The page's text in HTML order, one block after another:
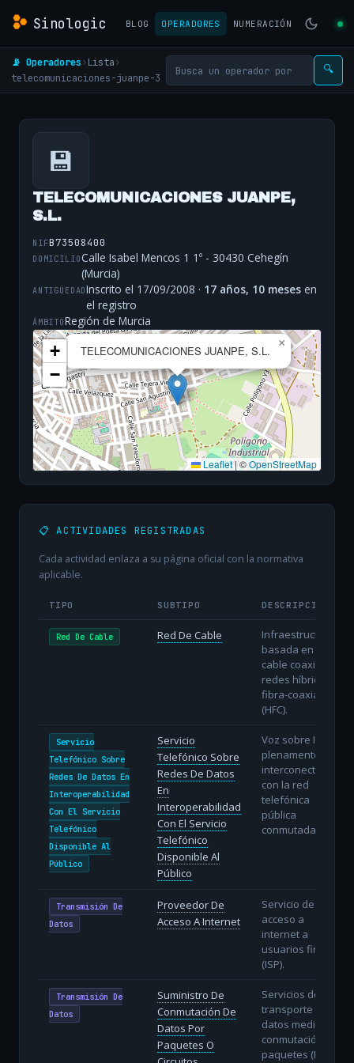
Sinologic BLOG OPERADORES NUMERACIÓN
📡 Operadores› Lista›
telecomunicaciones-juanpe-3
🔍
💾
TELECOMUNICACIONES JUANPE,
S.L.
NIFB73508400
DOMICILIOCalle Isabel Mencos 1 1º - 30430 Cehegín
(Murcia)
ANTIGÜEDADInscrito el 17/09/2008 · 17 años, 10 meses en
el registro
ÁMBITORegión de Murcia
TELECOMUNICACIONES JUANPE, S.L.
×
+
−
Leaflet|©OpenStreetMap
📋 ACTIVIDADES REGISTRADAS
Cada actividad enlaza a su página oficial con la normativa
aplicable.
TIPO SUBTIPO DESCRIPCIÓN
Red De Cable Red De Cable
Infraestructura
basada en
cable coaxial o
redes híbridas
fibra-coaxial
(HFC).
Servicio
Telefónico Sobre
Redes De Datos En
Interoperabilidad
Con El Servicio
Telefónico
Disponible Al
Público
Servicio
Telefónico Sobre
Redes De Datos
En
Interoperabilidad
Con El Servicio
Telefónico
Disponible Al
Público
Voz sobre IP
plenamente
interconectada
con la red
telefónica
pública
conmutada.
Transmisión De
Datos
Proveedor De
Acceso A Internet
Servicio de
acceso a
internet a
usuarios finales
(ISP).
Transmisión De
Datos
Suministro De
Conmutación De
Datos Por
Paquetes O
Servicios de
transporte de
datos mediante
conmutación de
paquetes (IP) o